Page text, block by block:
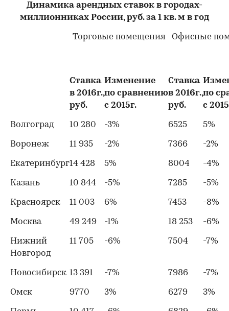
00:00 / 00:00
Динамика арендных ставок в городах-
миллионниках России, руб. за 1 кв. м в год
Торговые помещения Офисные
Ставка
в 2016г.,
руб.
Изменение
по сравнению
с 2015г.
Ставка
в 2016г.,
руб.
по
с
Волгоград 10 280 -3% 6525 5%
Воронеж 11 935 -2% 7366 -2%
Екатеринбург14 428 5% 8004 -4%
Казань 10 844 -5% 7285 -5%
Красноярск 11 003 6% 7453 -8%
Москва 49 249 -1% 18 253 -6%
Нижний
Новгород
11 705 -6% 7504 -7%
Новосибирск 13 391 -7% 7986 -7%
Омск 9770 3% 6279 3%